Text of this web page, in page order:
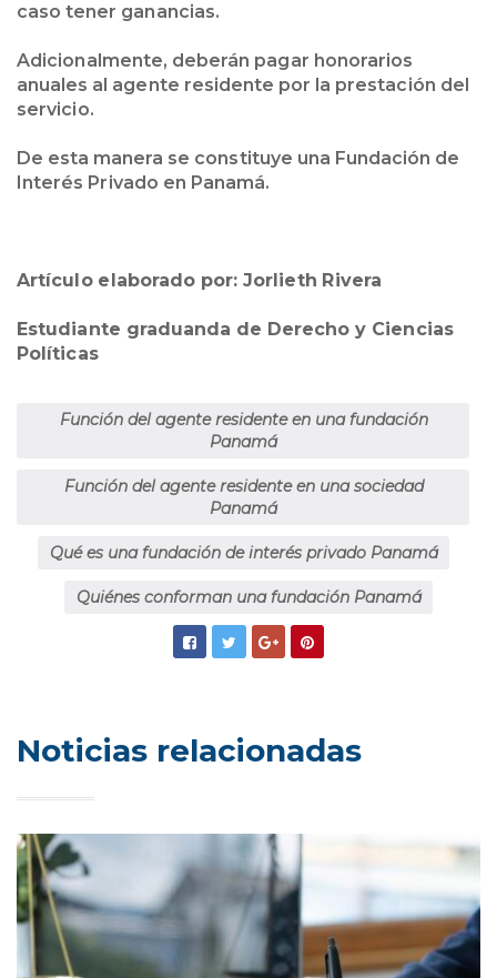
caso tener ganancias.
Adicionalmente, deberán pagar honorarios
anuales al agente residente por la prestación del
servicio.
De esta manera se constituye una Fundación de
Interés Privado en Panamá.
Artículo elaborado por: Jorlieth Rivera
Estudiante graduanda de Derecho y Ciencias
Políticas
Función del agente residente en una fundación
Panamá
Función del agente residente en una sociedad
Panamá
Qué es una fundación de interés privado Panamá
Quiénes conforman una fundación Panamá
Noticias relacionadas